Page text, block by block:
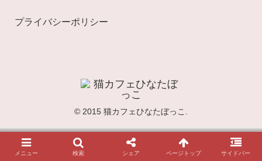
プライバシーポリシー
© 2015 猫カフェひなたぼっこ.
メニュー 検索 シェア ページトップ サイドバー